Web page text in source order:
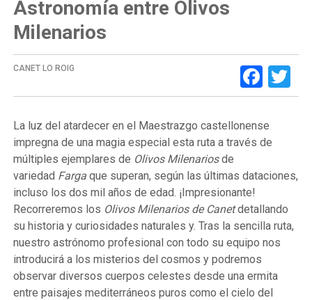
Astronomía entre Olivos
Milenarios
CANET LO ROIG
La luz del atardecer en el Maestrazgo castellonense
impregna de una magia especial esta ruta a través de
múltiples ejemplares de Olivos Milenariosde
variedad Farga que superan, según las últimas dataciones,
incluso los dos mil años de edad. ¡Impresionante!
Recorreremos los Olivos Milenarios de Canetdetallando
su historia y curiosidades naturales y. Tras la sencilla ruta,
nuestro astrónomo profesional con todo su equipo nos
introducirá a los misterios del cosmos y podremos
observar diversos cuerpos celestes desde una ermita
entre paisajes mediterráneos puros como el cielo del